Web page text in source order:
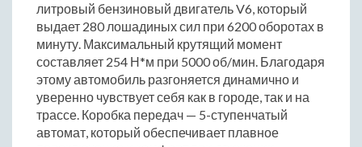
литровый бензиновый двигатель V6, который
выдает 280 лошадиных сил при 6200 оборотах в
минуту. Максимальный крутящий момент
составляет 254 Н*м при 5000 об/мин. Благодаря
этому автомобиль разгоняется динамично и
уверенно чувствует себя как в городе, так и на
трассе. Коробка передач — 5-ступенчатый
автомат, который обеспечивает плавное